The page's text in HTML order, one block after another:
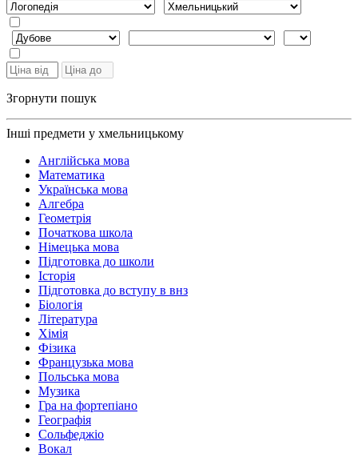
Згорнути пошук
Інші предмети у хмельницькому
Англійська мова
Математика
Українська мова
Алгебра
Геометрія
Початкова школа
Німецька мова
Підготовка до школи
Історія
Підготовка до вступу в внз
Біологія
Література
Хімія
Фізика
Французька мова
Польська мова
Музика
Гра на фортепіано
Географія
Сольфеджіо
Вокал